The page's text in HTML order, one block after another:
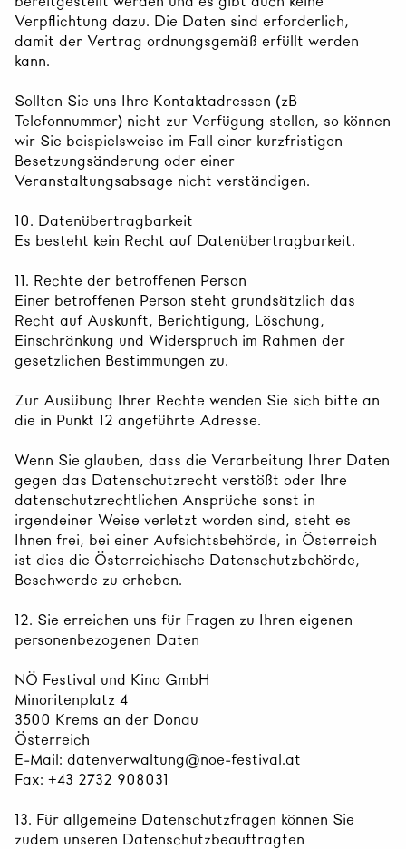
Verpflichtung dazu. Die Daten sind erforderlich,
damit der Vertrag ordnungsgemäß erfüllt werden
kann.
Sollten Sie uns Ihre Kontaktadressen (zB
Telefonnummer) nicht zur Verfügung stellen, so können
wir Sie beispielsweise im Fall einer kurzfristigen
Besetzungsänderung oder einer
Veranstaltungsabsage nicht verständigen.
10. Datenübertragbarkeit
Es besteht kein Recht auf Datenübertragbarkeit.
11. Rechte der betroffenen Person
Einer betroffenen Person steht grundsätzlich das
Recht auf Auskunft, Berichtigung, Löschung,
Einschränkung und Widerspruch im Rahmen der
gesetzlichen Bestimmungen zu.
Zur Ausübung Ihrer Rechte wenden Sie sich bitte an
die in Punkt 12 angeführte Adresse.
Wenn Sie glauben, dass die Verarbeitung Ihrer Daten
gegen das Datenschutzrecht verstößt oder Ihre
datenschutzrechtlichen Ansprüche sonst in
irgendeiner Weise verletzt worden sind, steht es
Ihnen frei, bei einer Aufsichtsbehörde, in Österreich
ist dies die Österreichische Datenschutzbehörde,
Beschwerde zu erheben.
12. Sie erreichen uns für Fragen zu Ihren eigenen
personenbezogenen Daten
NÖ Festival und Kino GmbH
Minoritenplatz 4
3500 Krems an der Donau
Österreich
E-Mail: datenverwaltung@noe-festival.at
Fax: +43 2732 908031
13. Für allgemeine Datenschutzfragen können Sie
zudem unseren Datenschutzbeauftragten